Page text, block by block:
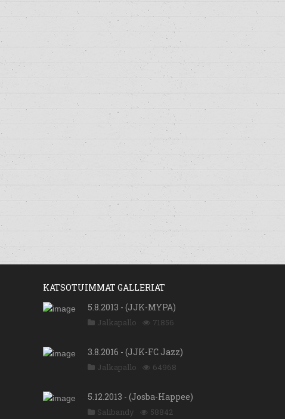
KATSOTUIMMAT GALLERIAT
5.8.2013 - (JJK-MYPA)
Jalkapallo 71856
3.8.2016 - (JJK-FC Jazz)
Jalkapallo 64968
5.12.2013 - (Josba-Happee)
Salibandy 58842